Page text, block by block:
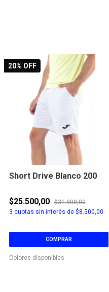
20% OFF
Short Drive Blanco 200
$25.500,00
$31.900,00
3 cuotas sin interés de $8.500,00
COMPRAR
Colores disponibles